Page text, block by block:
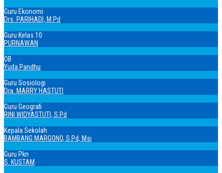
Guru Ekonomi
Drs. PARIHADI, M.Pd
Guru Kelas 10
PURNAWAN
OB
Yuda Pandhu
Guru Sosiologi
Dra. MARRY HASTUTI
Guru Geografi
RINI WIDYASTUTI, S.Pd
Kepala Sekolah
BAMBANG MARGONO, S.Pd, Msi
Guru Pkn
S. KUSTAM